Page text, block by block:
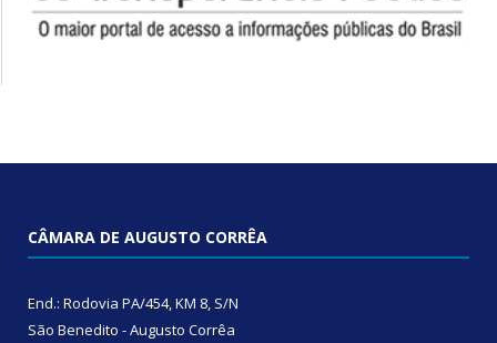
CÂMARA DE AUGUSTO CORRÊA
End.: Rodovia PA/454, KM 8, S/N
São Benedito - Augusto Corrêa